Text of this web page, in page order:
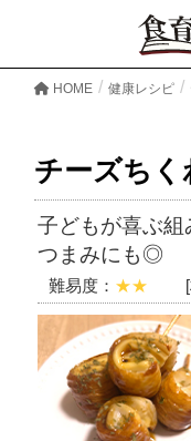
HOME 健康レシピ
チーズちく
子どもが喜ぶ
つまみにも◎
難易度： ★★ [材